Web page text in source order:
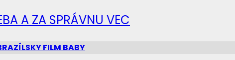
A ZA SPRÁVNU VEC